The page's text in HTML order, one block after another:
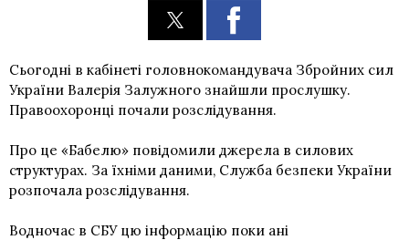
Сьогодні в кабінеті головнокомандувача Збройних сил
України Валерія Залужного знайшли прослушку.
Правоохоронці почали розслідування.
Про це «Бабелю» повідомили джерела в силових
структурах. За їхніми даними, Служба безпеки України
розпочала розслідування.
Водночас в СБУ цю інформацію поки ані